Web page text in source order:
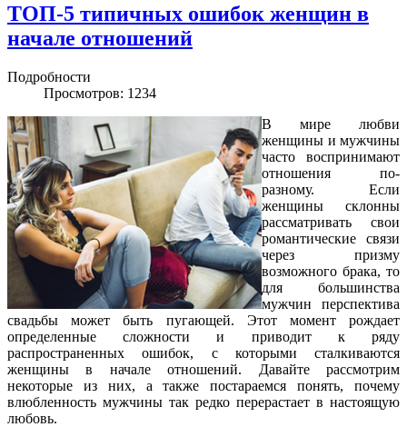
ТОП-5 типичных ошибок женщин в
начале отношений
Подробности
Просмотров: 1234
В мире любви
женщины и мужчины
часто воспринимают
отношения по-
разному. Если
женщины склонны
рассматривать свои
романтические связи
через призму
возможного брака, то
для большинства
мужчин перспектива
свадьбы может быть пугающей. Этот момент рождает
определенные сложности и приводит к ряду
распространенных ошибок, с которыми сталкиваются
женщины в начале отношений. Давайте рассмотрим
некоторые из них, а также постараемся понять, почему
влюбленность мужчины так редко перерастает в настоящую
любовь.